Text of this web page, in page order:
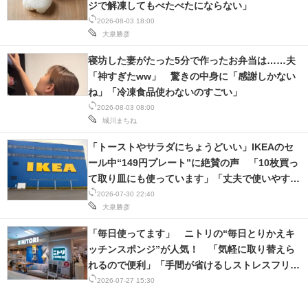
企業向けIT製品の総合サイト
IT製品の技術・比較・事例
製造業のIT導入・活用を支援
モノづくり技術者専門サイト
エレクトロニクス専門サイト
電子設計の基本と応用
エネルギーの専門メディア
建設×テクノロジーの最前線
ちょっと気になるネットの話題
2026-08-03 18:00
大泉勝彦
ジで解凍してもべたべたにならない」
2026-08-03 08:00
城川まちね
寝坊した妻がたった5分で作ったお弁当は……夫
「神すぎたww」 驚きの中身に「感謝しかない
ね」「冷凍食品使わないのすごい」
2026-07-30 22:40
大泉勝彦
「トーストやサラダにちょうどいい」IKEAのセ
ール中“149円プレート”に絶賛の声 「10枚買っ
て取り皿にも使っています」「丈夫で使いやす
い」
2026-07-27 15:30
「毎日使ってます」 ニトリの“毎日とりかえキ
ッチンスポンジ”が人気！ 「気軽に取り替えら
れるので便利」「手間が省けるしストレスフリ
ー」